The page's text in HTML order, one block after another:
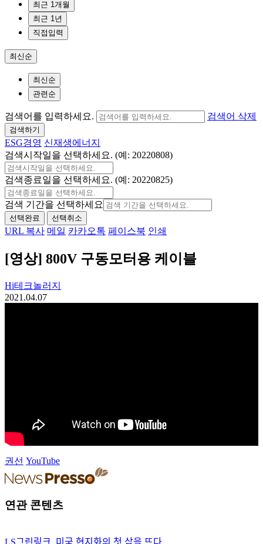
최근 1개월
최근 1년
직접입력
최신순
최신순
관련순
검색어를 입력하세요. 검색어 삭제
검색하기
ESG경영 신재생에너지
검색시작일을 선택하세요. (예: 20220808)
검색종료일을 선택하세요. (예: 20220825)
검색 기간을 선택하세요
선택완료 선택취소
URL 복사 메일 카카오톡 페이스북 인쇄
[영상] 800V 구동모터용 케이블
Hi테크놀러지
2021.04.07
권선 YouTube
연관 콘텐츠